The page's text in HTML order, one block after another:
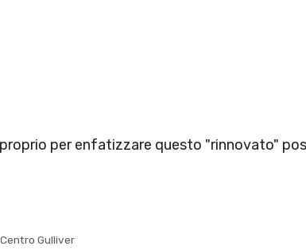
per enfatizzare questo "rinnovato"
Gulliver